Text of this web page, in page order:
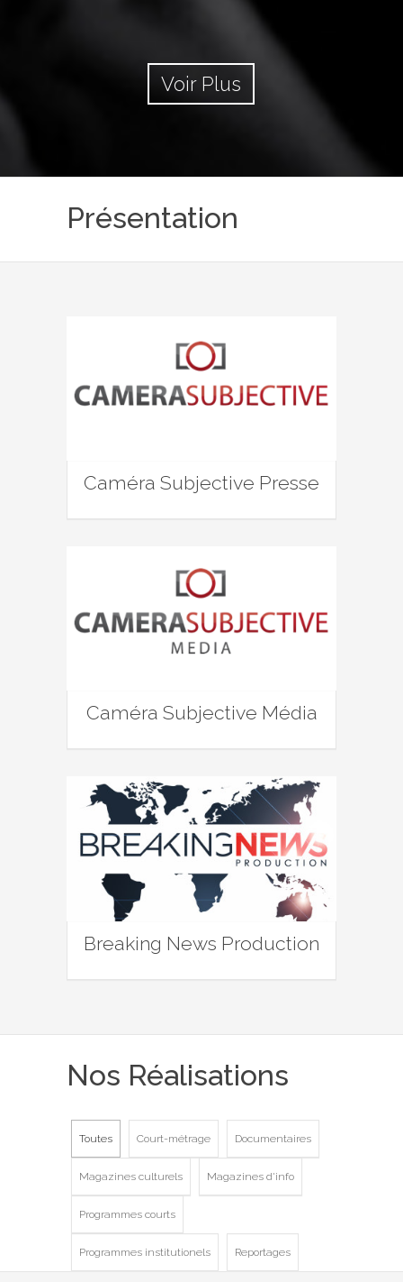
Voir Plus
Présentation
Caméra Subjective Presse
Caméra Subjective Média
Breaking News Production
Nos Réalisations
Toutes Court-métrage Documentaires
Magazines culturels Magazines d'info
Programmes courts
Programmes institutionels Reportages